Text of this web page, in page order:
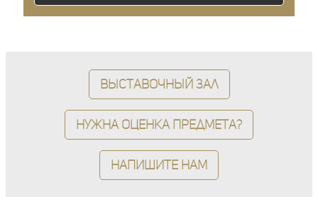
Выставочный зал
Нужна оценка предмета?
Напишите нам